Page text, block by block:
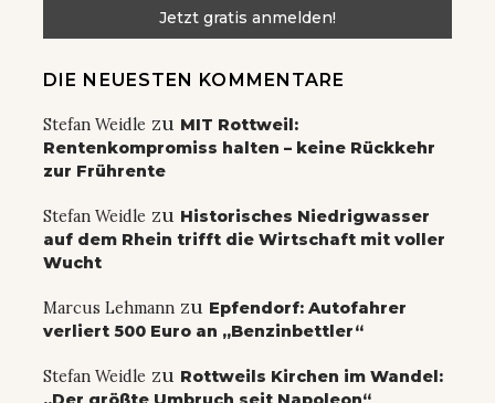
DIE NEUESTEN KOMMENTARE
Stefan Weidle zu MIT Rottweil:
Rentenkompromiss halten – keine Rückkehr
zur Frührente
Stefan Weidle zu Historisches Niedrigwasser
auf dem Rhein trifft die Wirtschaft mit voller
Wucht
Marcus Lehmann zu Epfendorf: Autofahrer
verliert 500 Euro an „Benzinbettler“
Stefan Weidle zu Rottweils Kirchen im Wandel: